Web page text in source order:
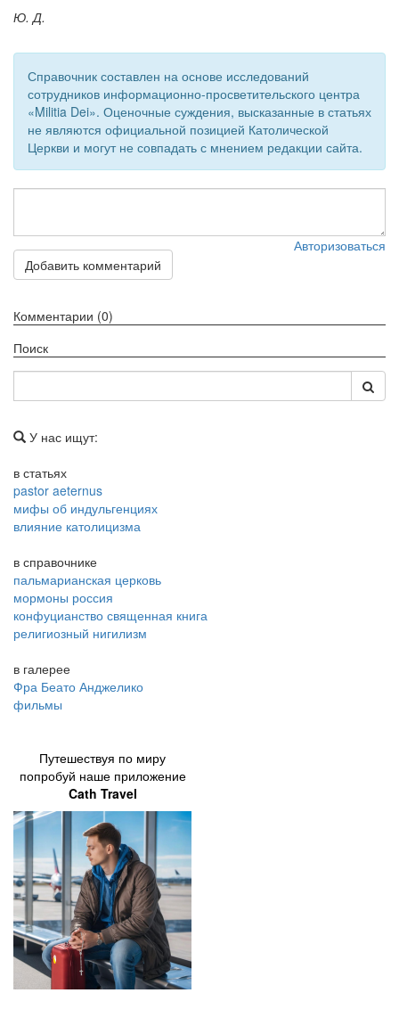
Ю. Д.
Справочник составлен на основе исследований
сотрудников информационно-просветительского центра
«Militia Dei». Оценочные суждения, высказанные в статьях
не являются официальной позицией Католической
Церкви и могут не совпадать с мнением редакции сайта.
Авторизоваться
Добавить комментарий
Комментарии (0)
Поиск
У нас ищут:
в статьях
pastor aeternus
мифы об индульгенциях
влияние католицизма
в справочнике
пальмарианская церковь
мормоны россия
конфуцианство священная книга
религиозный нигилизм
в галерее
Фра Беато Анджелико
фильмы
Путешествуя по миру
попробуй наше приложение
Cath Travel